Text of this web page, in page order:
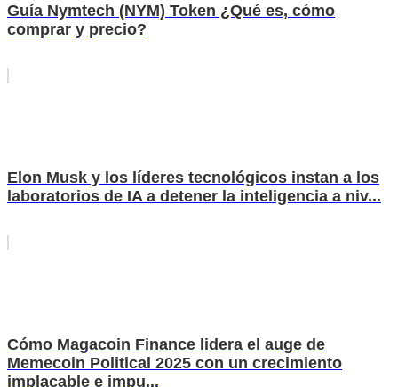
Guía Nymtech (NYM) Token ¿Qué es, cómo
comprar y precio?
Elon Musk y los líderes tecnológicos instan a los
laboratorios de IA a detener la inteligencia a niv...
Cómo Magacoin Finance lidera el auge de
Memecoin Political 2025 con un crecimiento
implacable e impu...